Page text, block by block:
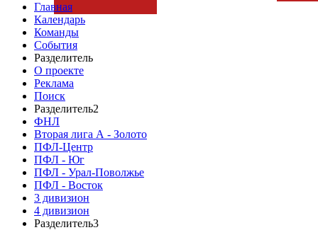
Главная
Календарь
Команды
События
Разделитель
О проекте
Реклама
Поиск
Разделитель2
ФНЛ
Вторая лига А - Золото
ПФЛ-Центр
ПФЛ - Юг
ПФЛ - Урал-Поволжье
ПФЛ - Восток
3 дивизион
4 дивизион
Разделитель3